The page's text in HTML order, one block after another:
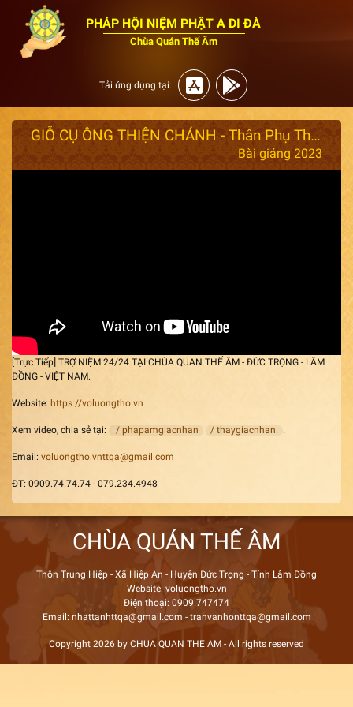
PHÁP HỘI NIỆM PHẬT A DI ĐÀ
Chùa Quán Thế Âm
Tải ứng dụng tại:
GIỖ CỤ ÔNG THIỆN CHÁNH - Thân Phụ Thầy Thích Giác Nhàn - Thời Gian : 03/09/2023
Bài giảng 2023
[Trực Tiếp] TRỢ NIỆM 24/24 TẠI CHÙA QUAN THẾ ÂM - ĐỨC TRỌNG - LÂM
ĐỒNG - VIỆT NAM.
Website: https://voluongtho.vn
Xem video, chia sẻ tại: / phapamgiacnhan / thaygiacnhan. .
Email: voluongtho.vnttqa@gmail.com
ĐT: 0909.74.74.74 - 079.234.4948
CHÙA QUÁN THẾ ÂM
Thôn Trung Hiệp - Xã Hiệp An - Huyện Đức Trọng - Tỉnh Lâm Đồng
Website: voluongtho.vn
Điện thoại: 0909.747474
Email: nhattanhttqa@gmail.com - tranvanhonttqa@gmail.com
Copyright 2026 by CHUA QUAN THE AM - All rights reserved